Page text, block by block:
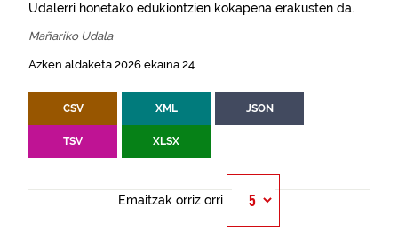
Udalerri honetako edukiontzien kokapena erakusten da.
Mañariko Udala
Azken aldaketa 2026 ekaina 24
CSV XML JSON
TSV XLSX
Emaitzak orriz orri